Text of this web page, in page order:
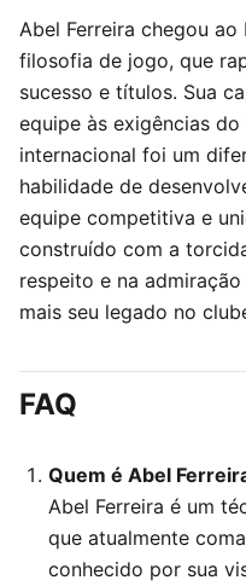
Abel Ferreira chegou
filosofia de jogo, que
sucesso e títulos. Sua
equipe às exigências
internacional foi um
habilidade de
equipe competitiva e
construído com a
respeito e na
mais seu legado no
FAQ
Quem é Abel
Abel Ferreira é um
que atualmente
conhecido por sua